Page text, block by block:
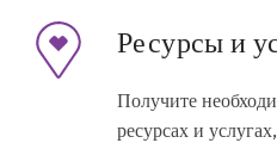
Ресурсы и
Получите
ресурсах и